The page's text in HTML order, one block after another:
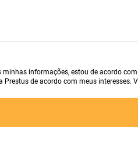
minhas informações, estou de acordo
Prestus de acordo com meus interesses.